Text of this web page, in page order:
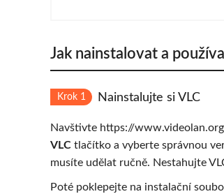
Jak nainstalovat a
Krok 1 Nainstalujte si VLC
Navštivte https://
VLC tlačítko a vyberte správnou
musíte udělat ručně. Nestahujte
Poté poklepejte na instalační